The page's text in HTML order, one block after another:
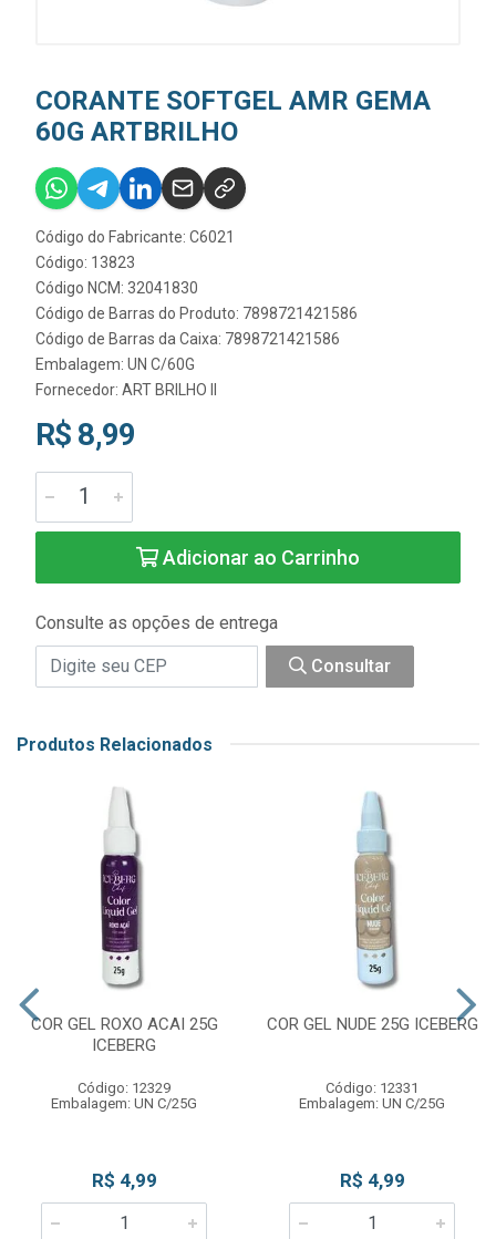
CORANTE SOFTGEL AMR GEMA
60G ARTBRILHO
Código do Fabricante: C6021
Código: 13823
Código NCM: 32041830
Código de Barras do Produto: 7898721421586
Código de Barras da Caixa: 7898721421586
Embalagem: UN C/60G
Fornecedor: ART BRILHO II
R$ 8,99
Adicionar ao Carrinho
Consulte as opções de entrega
Consultar
Produtos Relacionados
COR GEL ROXO ACAI 25G
ICEBERG
Código: 12329
Embalagem: UN C/25G
R$ 4,99
COR GEL NUDE 25G ICEBERG
Código: 12331
Embalagem: UN C/25G
R$ 4,99